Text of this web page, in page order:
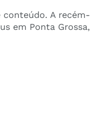
conteúdo. A recém-
em Ponta Grossa,